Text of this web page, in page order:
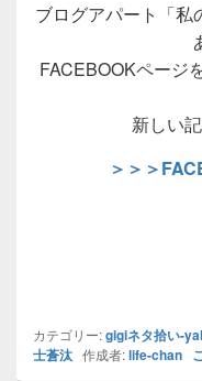
ブログアパート「私
FACEBOOKページ
新しい
＞＞＞
カテゴリー:gigiネタ拾い-
士蒼汰 作成者:life-chan